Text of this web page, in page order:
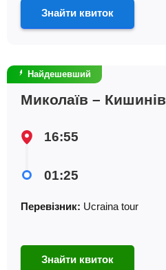
Знайти квиток
Найдешевший
Миколаїв – Кишинів
16:55
01:25
Перевізник: Ucraina tour
Знайти квиток